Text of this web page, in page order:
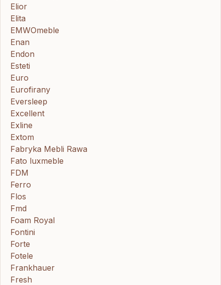
Elior
Elita
EMWOmeble
Enan
Endon
Esteti
Euro
Eurofirany
Eversleep
Excellent
Exline
Extom
Fabryka Mebli Rawa
Fato luxmeble
FDM
Ferro
Flos
Fmd
Foam Royal
Fontini
Forte
Fotele
Frankhauer
Fresh